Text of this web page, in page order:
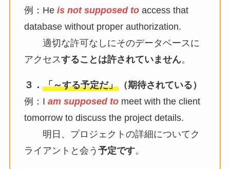
例：He is not supposed toaccess that
database without proper authorization.
適切な許可なしにそのデータベースに
アクセスすることは許されていません。
３． 「～する予定だ」（期待されている）
例：I am supposed tomeet with the client
tomorrow to discuss the project details.
明日、プロジェクトの詳細についてク
ライアントと会う 予定です。